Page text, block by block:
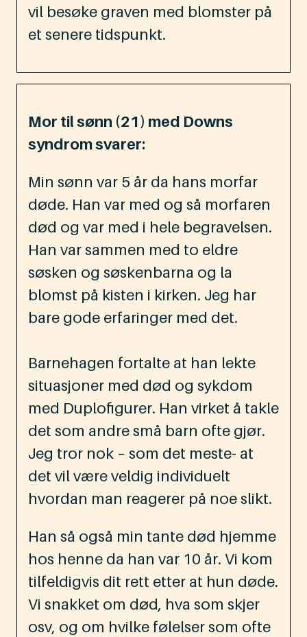
vil besøke graven med blomster på
et senere tidspunkt.
Mor til sønn (21) med Downs
syndrom svarer:
Min sønn var 5 år da hans morfar
døde. Han var med og så morfaren
død og var med i hele begravelsen.
Han var sammen med to eldre
søsken og søskenbarna og la
blomst på kisten i kirken. Jeg har
bare gode erfaringer med det.
Barnehagen fortalte at han lekte
situasjoner med død og sykdom
med Duplofigurer. Han virket å takle
det som andre små barn ofte gjør.
Jeg tror nok – som det meste- at
det vil være veldig individuelt
hvordan man reagerer på noe slikt.
Han så også min tante død hjemme
hos henne da han var 10 år. Vi kom
tilfeldigvis dit rett etter at hun døde.
Vi snakket om død, hva som skjer
osv, og om hvilke følelser som ofte